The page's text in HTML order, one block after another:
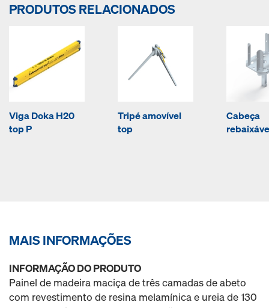
PRODUTOS RELACIONADOS
Viga Doka H20
top P
Tripé amovível
top
Cabeça
MAIS INFORMAÇÕES
INFORMAÇÃO DO PRODUTO
Painel de madeira maciça de três camadas de abeto
com revestimento de resina melamínica e ureia de 130